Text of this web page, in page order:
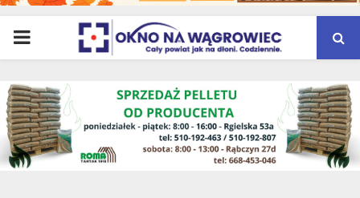
PRIMARY
MENU